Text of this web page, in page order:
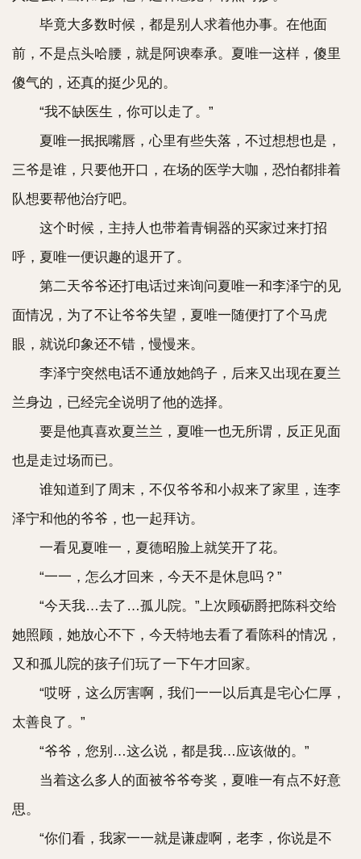
毕竟大多数时候，都是别人求着他办事。在他面
前，不是点头哈腰，就是阿谀奉承。夏唯一这样，傻里
傻气的，还真的挺少见的。
“我不缺医生，你可以走了。”
夏唯一抿抿嘴唇，心里有些失落，不过想想也是，
三爷是谁，只要他开口，在场的医学大咖，恐怕都排着
队想要帮他治疗吧。
这个时候，主持人也带着青铜器的买家过来打招
呼，夏唯一便识趣的退开了。
第二天爷爷还打电话过来询问夏唯一和李泽宁的见
面情况，为了不让爷爷失望，夏唯一随便打了个马虎
眼，就说印象还不错，慢慢来。
李泽宁突然电话不通放她鸽子，后来又出现在夏兰
兰身边，已经完全说明了他的选择。
要是他真喜欢夏兰兰，夏唯一也无所谓，反正见面
也是走过场而已。
谁知道到了周末，不仅爷爷和小叔来了家里，连李
泽宁和他的爷爷，也一起拜访。
一看见夏唯一，夏德昭脸上就笑开了花。
“一一，怎么才回来，今天不是休息吗？”
“今天我…去了…孤儿院。”上次顾砺爵把陈科交给
她照顾，她放心不下，今天特地去看了看陈科的情况，
又和孤儿院的孩子们玩了一下午才回家。
“哎呀，这么厉害啊，我们一一以后真是宅心仁厚，
太善良了。”
“爷爷，您别…这么说，都是我…应该做的。”
当着这么多人的面被爷爷夸奖，夏唯一有点不好意
思。
“你们看，我家一一就是谦虚啊，老李，你说是不